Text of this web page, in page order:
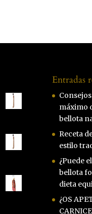
Entradas
máximo
bellota
Receta
estilo
¿Puede
bellota
dieta
¿OS